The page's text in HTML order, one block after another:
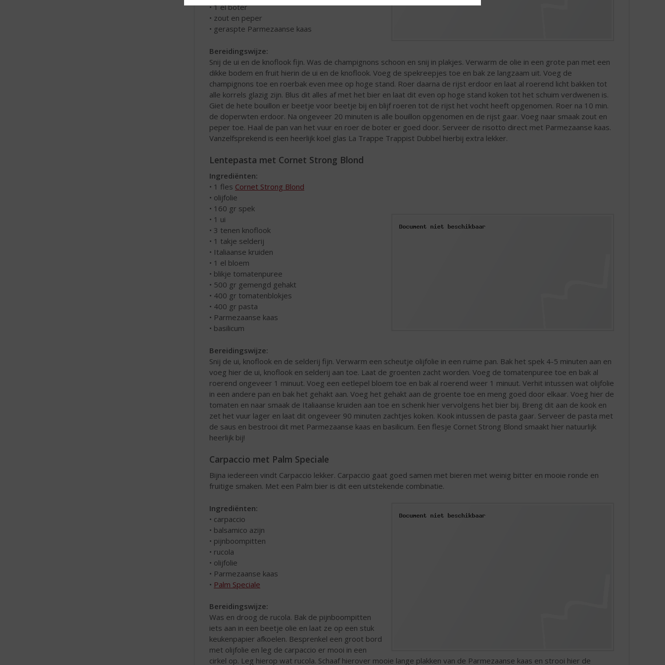
• 1 el boter
• zout en peper
• geraspte Parmezaanse kaas
Bereidingswijze:
Snij de ui en de knoflook fijn. Was de champignons schoon en snij in plakjes. Verwarm de olie in een grote pan met een
dikke bodem en fruit hierin de ui en de knoflook. Voeg de spekreepjes toe en bak ze langzaam uit. Voeg de
champignons toe en roerbak even mee op hoge stand. Roer daarna de rijst erdoor en laat al roerend licht bakken tot
alle korrels glazig zijn. Blus dit alles af met het bier en laat dit even op hoge stand koken tot het schuim verdwenen is.
Giet de hete bouillon er beetje voor beetje bij en blijf roeren tot de rijst het vocht heeft opgenomen. Roer na 10 min.
de doperwten erdoor. Na ongeveer 20 minuten is alle bouillon opgenomen en de rijst gaar. Voeg naar smaak zout en
peper toe. Haal de pan van het vuur en roer de boter er goed door. Serveer de risotto direct met Parmezaanse kaas.
Vanzelfsprekend is een heerlijk koel glas La Trappe Trappist Dubbel hierbij extra lekker.
Lentepasta met Cornet Strong Blond
Ingrediënten:
• 1 fles Cornet Strong Blond
• olijfolie
• 160 gr spek
• 1 ui
• 3 tenen knoflook
• 1 takje selderij
• Italiaanse kruiden
• 1 el bloem
• blikje tomatenpuree
• 500 gr gemengd gehakt
• 400 gr tomatenblokjes
• 400 gr pasta
• Parmezaanse kaas
• basilicum
Bereidingswijze:
Snij de ui, knoflook en de selderij fijn. Verwarm een scheutje olijfolie in een ruime pan. Bak het spek 4-5 minuten aan en
voeg hier de ui, knoflook en selderij aan toe. Laat de groenten zacht worden. Voeg de tomatenpuree toe en bak al
roerend ongeveer 1 minuut. Voeg een eetlepel bloem toe en bak al roerend weer 1 minuut. Verhit intussen wat olijfolie
in een andere pan en bak het gehakt aan. Voeg het gehakt aan de groente toe en meng goed door elkaar. Voeg hier de
tomaten en naar smaak de Italiaanse kruiden aan toe en schenk hier vervolgens het bier bij. Breng dit aan de kook en
zet het vuur lager en laat dit ongeveer 90 minuten zachtjes koken. Kook intussen de pasta gaar. Serveer de pasta met
de saus en bestrooi dit met Parmezaanse kaas en basilicum. Een flesje Cornet Strong Blond smaakt hier natuurlijk
heerlijk bij!
Carpaccio met Palm Speciale
Bijna iedereen vindt Carpaccio lekker. Carpaccio gaat goed samen met bieren met weinig bitter en mooie ronde en
fruitige smaken. Met een Palm bier is dit een uitstekende combinatie.
Ingrediënten:
• carpaccio
• balsamico azijn
• pijnboompitten
• rucola
• olijfolie
• Parmezaanse kaas
• Palm Speciale
Bereidingswijze:
Was en droog de rucola. Bak de pijnboompitten
iets aan in een beetje olie en laat ze op een stuk
keukenpapier afkoelen. Besprenkel een groot bord
met olijfolie en leg de carpaccio er mooi in een
cirkel op. Leg hierop wat rucola. Schaaf hierover mooie lange plakken van de Parmezaanse kaas en strooi hier de